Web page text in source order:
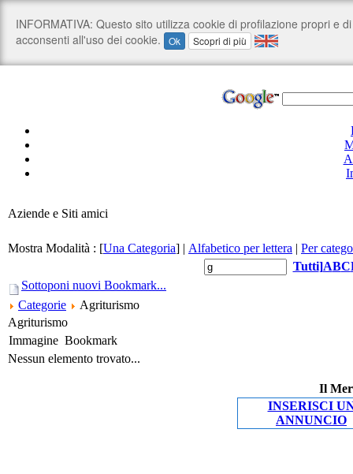
Aziende e Siti amici
Mostra Modalità : [Una Categoria] | Alfabetico per lettera | Per
Tutti]ABC
Sottoponi nuovi Bookmark...
Categorie
Agriturismo
Agriturismo
Immagine Bookmark
Nessun elemento trovato...
Il
INSERISCI
ANNUNCIO